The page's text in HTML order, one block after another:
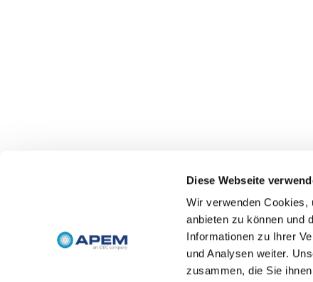
Diese Webseite
Wir verwenden Cookies,
anbieten zu können und
Informationen zu Ihrer
und Analysen weiter.
zusammen, die Sie